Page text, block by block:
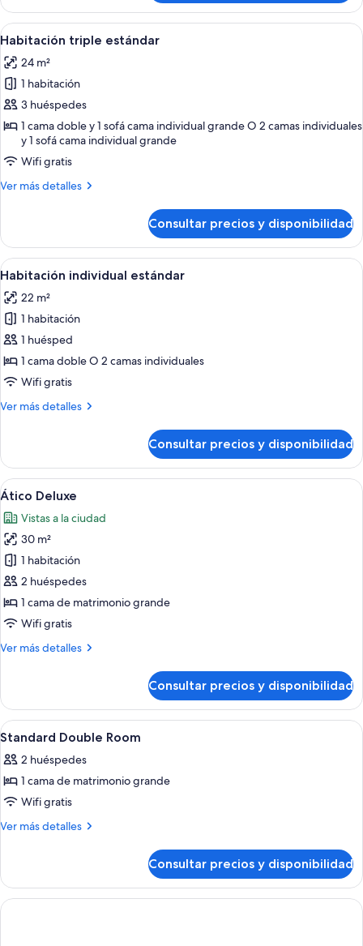
ciudad
Premium
doble,
balcón,
a
la
ciudad
Abrir
todas
las
fotos
de
Habitación
triple
estándar
Una habitación de hotel moderna
11
Habitación triple estándar
24 m²
1 habitación
3 huéspedes
1 cama doble y 1 sofá cama individual grande O 2 camas individuales
y 1 sofá cama individual grande
Wifi gratis
Ver más detalles
Más
triple
estándar
Consultar precios y disponibilidad
Abrir
todas
las
fotos
de
Habitación
individual
Un dormitorio moderno con una
6
Habitación individual estándar
22 m²
1 habitación
1 huésped
1 cama doble O 2 camas individuales
Wifi gratis
Ver más detalles
Más
individual
estándar
Consultar precios y disponibilidad
Abrir
todas
las
fotos
de
Ático
Deluxe
Habitación de hotel moderna con
7
Ático Deluxe
Vistas a la ciudad
30 m²
1 habitación
2 huéspedes
1 cama de matrimonio grande
Wifi gratis
Ver más detalles
Más
Deluxe
Consultar precios y disponibilidad
Abrir
todas
las
fotos
de
Standard
Un dormitorio moderno con una
4
Standard Double Room
2 huéspedes
1 cama de matrimonio grande
Wifi gratis
Ver más detalles
Más
Double
Room
Consultar precios y disponibilidad